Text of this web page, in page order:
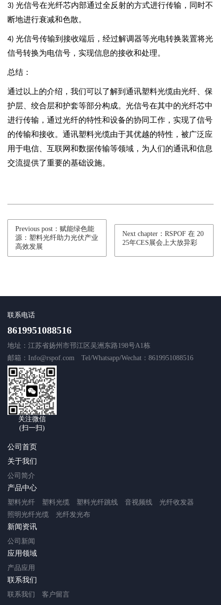
3) 光信号在光纤芯内部通过全反射的方式进行传输，同时不
断地进行衰减和色散。
4) 光信号传输到接收端后，经过解调器等光电转换装置将光
信号转换为电信号，实现信息的接收和处理。
总结：
通过以上的介绍，我们可以了解到通讯塑料光缆由光纤、保
护层、绞合层和护套等部分构成。光信号在其中的光纤芯中
进行传输，通过光纤的特性和设备的协同工作，实现了信号
的传输和接收。通讯塑料光缆由于其优越的特性，被广泛应
用于电信、互联网和数据传输等领域，为人们的通讯和信息
交流提供了重要的基础设施。
Previous post：赋能绿色能
源：塑料光纤助力光伏产业
高效发展
Next chapter：RSPOF 在 20
25年CES展会上大放异彩
联系电话
8619951088516
地址：江苏省扬州市邗江区吴洲东路198号A1栋
邮箱：Info@rspof.com
Tel/Whatsapp/Wechat：8619951088516
关注微信
(扫一扫)
公司首页
关于我们
公司简介
产品中心
塑料光纤 塑料光缆 塑料光纤跳线 音视频线
光纤收发器
照明光纤光缆
光纤发光布
新闻资讯
公司新闻
应用领域
产品应用
联系我们
联系我们 客户留言